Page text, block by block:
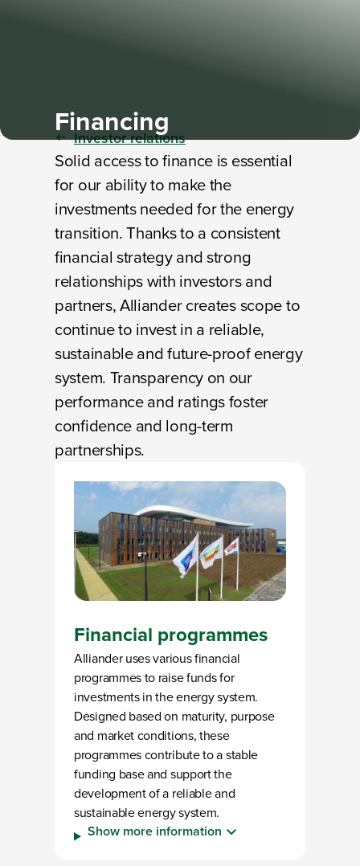
Financing
Investor relations
Solid access to finance is essential
for our ability to make the
investments needed for the energy
transition. Thanks to a consistent
financial strategy and strong
relationships with investors and
partners, Alliander creates scope to
continue to invest in a reliable,
sustainable and future-proof energy
system. Transparency on our
performance and ratings foster
confidence and long-term
partnerships.
Financial programmes
Alliander uses various financial
programmes to raise funds for
investments in the energy system.
Designed based on maturity, purpose
and market conditions, these
programmes contribute to a stable
funding base and support the
development of a reliable and
sustainable energy system.
Show more information